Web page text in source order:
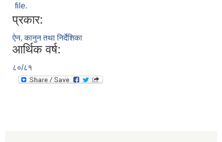
file.
प्रकार:
ऐन, कानुन तथा निर्देशिका
आर्थिक वर्ष:
८०/८१